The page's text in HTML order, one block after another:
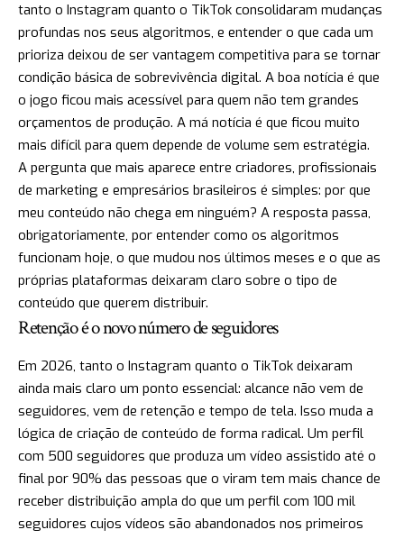
tanto o Instagram quanto o TikTok consolidaram mudanças
profundas nos seus algoritmos, e entender o que cada um
prioriza deixou de ser vantagem competitiva para se tornar
condição básica de sobrevivência digital. A boa notícia é que
o jogo ficou mais acessível para quem não tem grandes
orçamentos de produção. A má notícia é que ficou muito
mais difícil para quem depende de volume sem estratégia.
A pergunta que mais aparece entre criadores, profissionais
de marketing e empresários brasileiros é simples: por que
meu conteúdo não chega em ninguém? A resposta passa,
obrigatoriamente, por entender como os algoritmos
funcionam hoje, o que mudou nos últimos meses e o que as
próprias plataformas deixaram claro sobre o tipo de
conteúdo que querem distribuir.
Retenção é o novo número de seguidores
Em 2026, tanto o Instagram quanto o TikTok deixaram
ainda mais claro um ponto essencial: alcance não vem de
seguidores, vem de retenção e tempo de tela. Isso muda a
lógica de criação de conteúdo de forma radical. Um perfil
com 500 seguidores que produza um vídeo assistido até o
final por 90% das pessoas que o viram tem mais chance de
receber distribuição ampla do que um perfil com 100 mil
seguidores cujos vídeos são abandonados nos primeiros